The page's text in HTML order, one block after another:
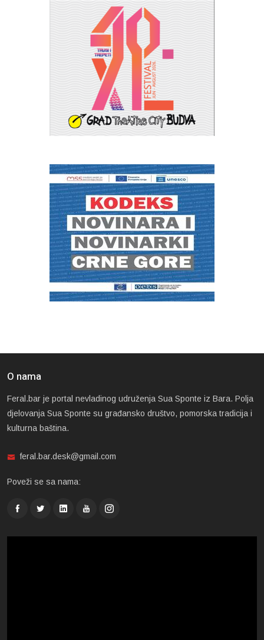
O nama
Feral.bar je portal nevladinog udruženja Sua Sponte iz Bara. Polja
djelovanja Sua Sponte su građansko društvo, pomorska tradicija i
kulturna baština.
feral.bar.desk@gmail.com
Poveži se sa nama: